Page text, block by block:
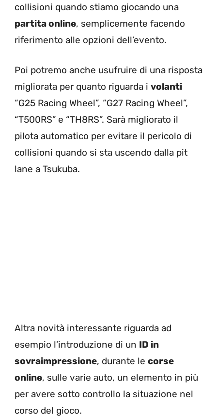
collisioni quando stiamo giocando una
partita online, semplicemente facendo
riferimento alle opzioni dell’evento.
Poi potremo anche usufruire di una risposta
migliorata per quanto riguarda i volanti
“G25 Racing Wheel”, “G27 Racing Wheel”,
“T500RS” e “TH8RS”. Sarà migliorato il
pilota automatico per evitare il pericolo di
collisioni quando si sta uscendo dalla pit
lane a Tsukuba.
Altra novità interessante riguarda ad
esempio l’introduzione di un ID in
sovraimpressione, durante le corse
online, sulle varie auto, un elemento in più
per avere sotto controllo la situazione nel
corso del gioco.